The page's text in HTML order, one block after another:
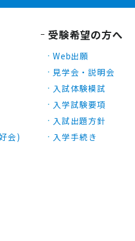
会)
受験希望の方へ
Web出願
見学会・説明会
入試体験模試
入学試験要項
入試出題方針
入学手続き